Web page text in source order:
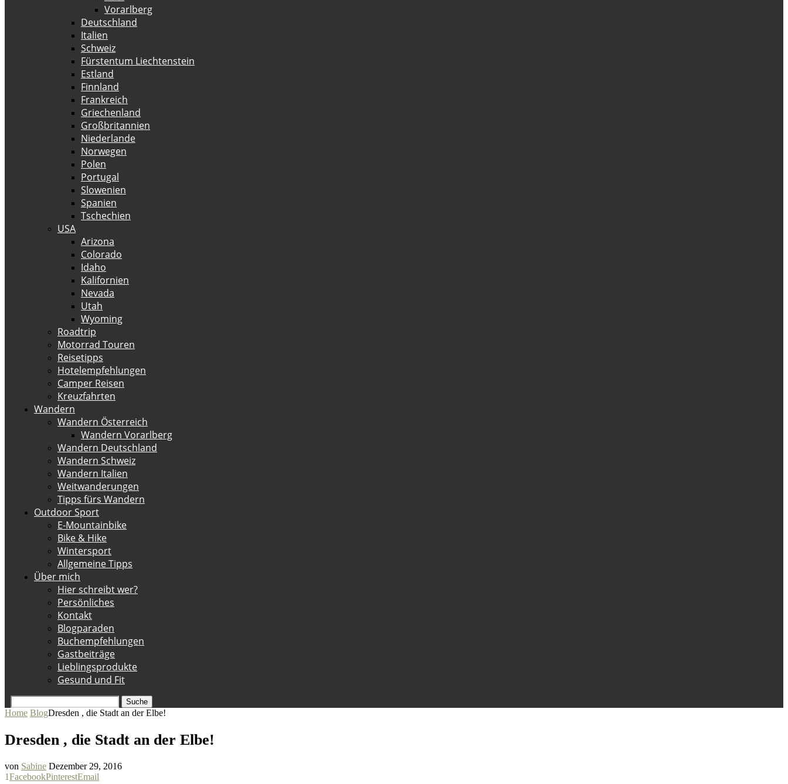
Vorarlberg
Deutschland
Italien
Schweiz
Fürstentum Liechtenstein
Estland
Finnland
Frankreich
Griechenland
Großbritannien
Niederlande
Norwegen
Polen
Portugal
Slowenien
Spanien
Tschechien
USA
Arizona
Colorado
Idaho
Kalifornien
Nevada
Utah
Wyoming
Roadtrip
Motorrad Touren
Reisetipps
Hotelempfehlungen
Camper Reisen
Kreuzfahrten
Wandern
Wandern Österreich
Wandern Vorarlberg
Wandern Deutschland
Wandern Schweiz
Wandern Italien
Weitwanderungen
Tipps fürs Wandern
Outdoor Sport
E-Mountainbike
Bike & Hike
Wintersport
Allgemeine Tipps
Über mich
Hier schreibt wer?
Persönliches
Kontakt
Blogparaden
Buchempfehlungen
Gastbeiträge
Lieblingsprodukte
Gesund und Fit
Suche
Home BlogDresden , die Stadt an der Elbe!
Dresden , die Stadt an der Elbe!
von Sabine Dezember 29, 2016
1FacebookPinterestEmail